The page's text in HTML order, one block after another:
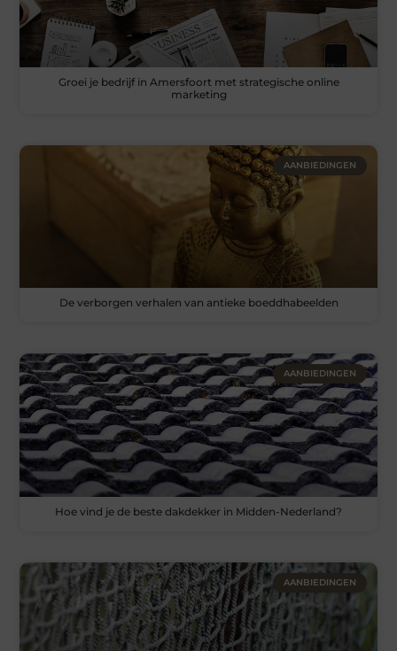
Groei je bedrijf in Amersfoort met strategische online
marketing
AANBIEDINGEN
De verborgen verhalen van antieke boeddhabeelden
AANBIEDINGEN
Hoe vind je de beste dakdekker in Midden-Nederland?
AANBIEDINGEN